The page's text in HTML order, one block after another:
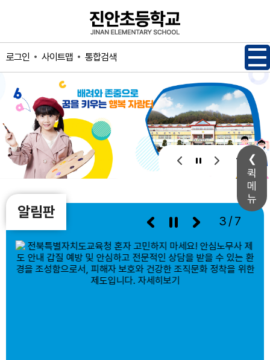
퀵
메
뉴
로그인 사이트맵 통합검색
1 / 1
알림판
3/7